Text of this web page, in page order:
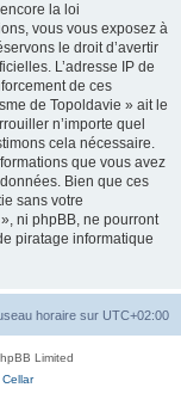
la loi
vous vous exposez à
le droit d’avertir
L’adresse IP de
de ces
de Topoldavie » ait le
n’importe quel
cela nécessaire.
que vous avez
Bien que ces
sans votre
ni phpBB, ne pourront
piratage informatique
horaire sur UTC+02:00
Limited